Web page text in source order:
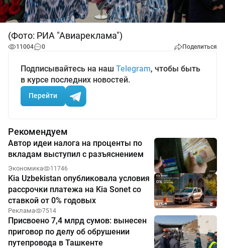
(Фото: РИА "Авиареклама")
11004 0 Поделиться
Подписывайтесь на наш Telegram, чтобы быть
в курсе последних новостей.
Перейти
Рекомендуем
Автор идеи налога на проценты по
вкладам выступил с разъяснением
Экономика 11746
Kia Uzbekistan опубликовала условия
рассрочки платежа на Kia Sonet со
ставкой от 0% годовых
Реклама 7514
Присвоено 7,4 млрд сумов: вынесен
приговор по делу об обрушении
путепровода в Ташкенте